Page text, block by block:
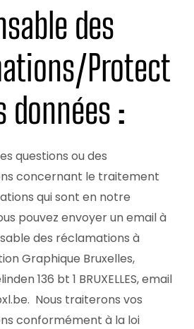
des
Protect
données :
questions ou des
concernant le traitement
qui sont en notre
pouvez envoyer un email à
des réclamations à
Graphique Bruxelles,
136 bt 1 BRUXELLES, email
Nous traiterons vos
conformément à la loi